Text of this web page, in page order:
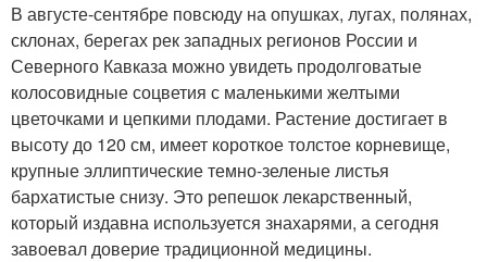
В августе-сентябре повсюду на опушках, лугах, полянах,
склонах, берегах рек западных регионов России и
Северного Кавказа можно увидеть продолговатые
колосовидные соцветия с маленькими желтыми
цветочками и цепкими плодами. Растение достигает в
высоту до 120 см, имеет короткое толстое корневище,
крупные эллиптические темно-зеленые листья
бархатистые снизу. Это репешок лекарственный,
который издавна используется знахарями, а сегодня
завоевал доверие традиционной медицины.